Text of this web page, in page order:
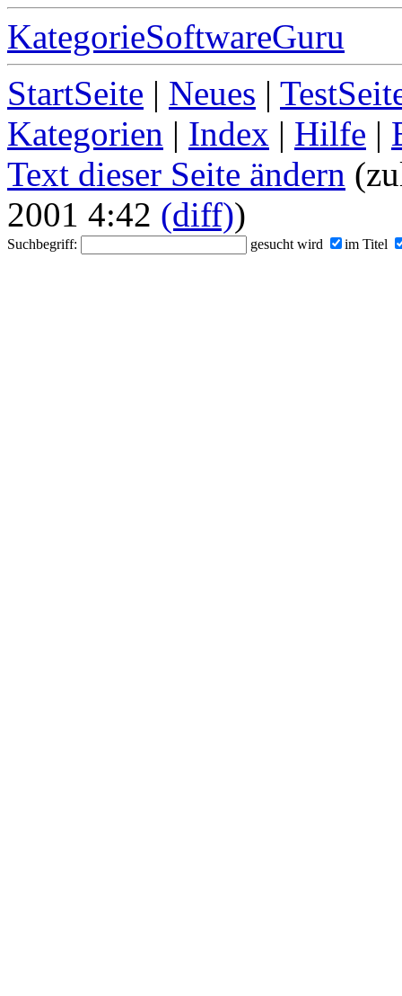
KategorieSoftwareGuru
StartSeite | Neues |
Kategorien | Index | Hilfe |
Text dieser Seite ändern
2001 4:42 (diff))
Suchbegriff: gesucht wird im Titel